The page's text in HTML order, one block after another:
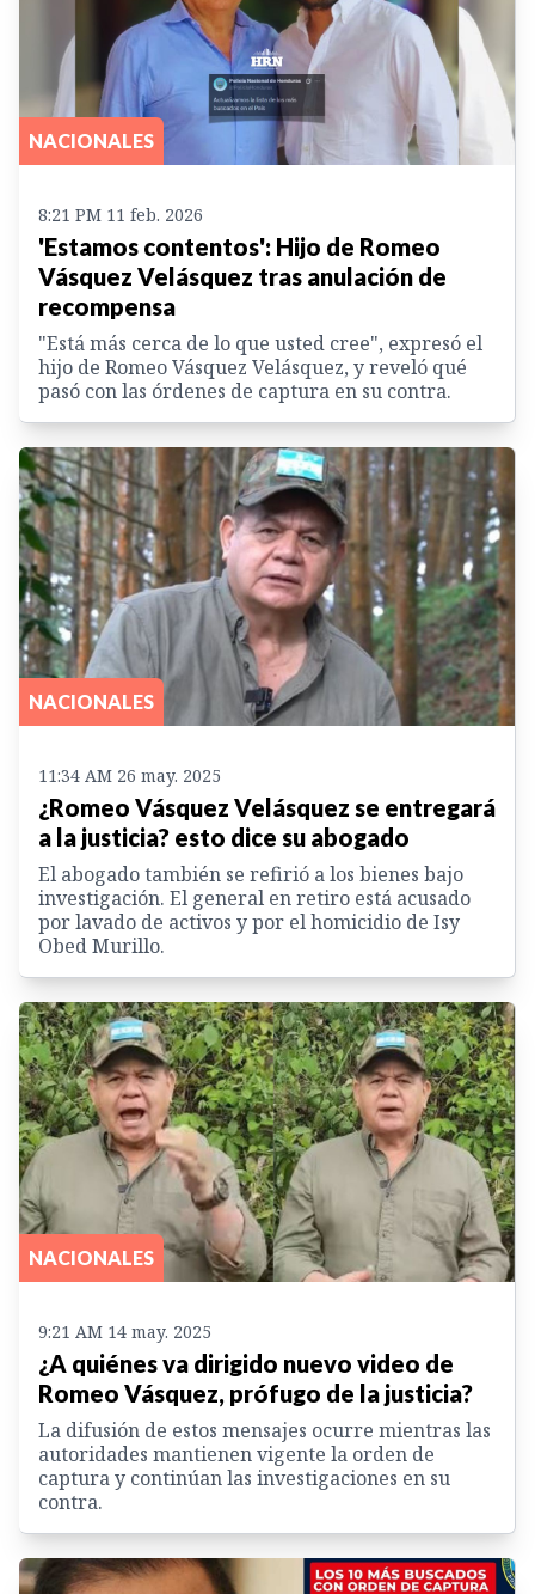
NACIONALES
8:21 PM 11 feb. 2026
'Estamos contentos': Hijo de Romeo
Vásquez Velásquez tras anulación de
recompensa
"Está más cerca de lo que usted cree", expresó el
hijo de Romeo Vásquez Velásquez, y reveló qué
pasó con las órdenes de captura en su contra.
NACIONALES
11:34 AM 26 may. 2025
¿Romeo Vásquez Velásquez se entregará
a la justicia? esto dice su abogado
El abogado también se refirió a los bienes bajo
investigación. El general en retiro está acusado
por lavado de activos y por el homicidio de Isy
Obed Murillo.
NACIONALES
9:21 AM 14 may. 2025
¿A quiénes va dirigido nuevo video de
Romeo Vásquez, prófugo de la justicia?
La difusión de estos mensajes ocurre mientras las
autoridades mantienen vigente la orden de
captura y continúan las investigaciones en su
contra.